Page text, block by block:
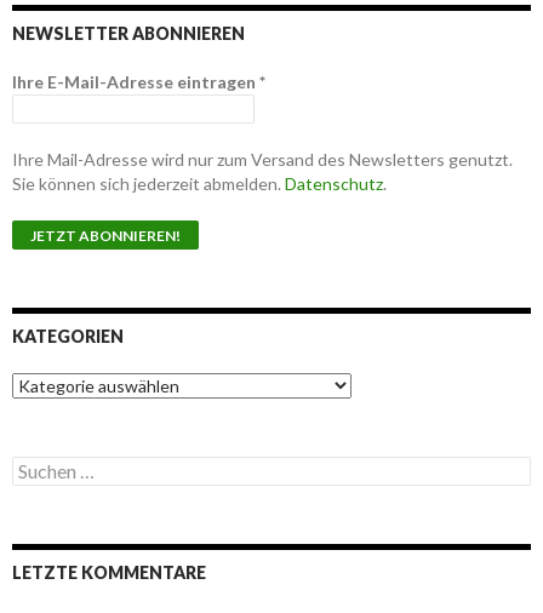
NEWSLETTER ABONNIEREN
Ihre E-Mail-Adresse eintragen *
Ihre Mail-Adresse wird nur zum Versand des Newsletters genutzt.
Sie können sich jederzeit abmelden. Datenschutz.
KATEGORIEN
K
a
g
o
n
S
u
e
n
LETZTE KOMMENTARE